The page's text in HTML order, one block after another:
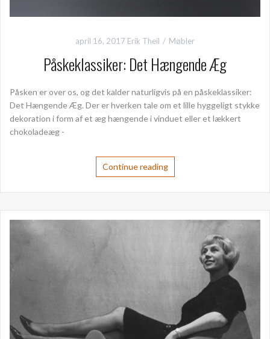
april 16, 2017 Erik Theil Møbler
Påskeklassiker: Det Hængende Æg
Påsken er over os, og det kalder naturligvis på en påskeklassiker:
Det Hængende Æg. Der er hverken tale om et lille hyggeligt stykke
dekoration i form af et æg hængende i vinduet eller et lækkert
chokoladeæg -
Continue reading